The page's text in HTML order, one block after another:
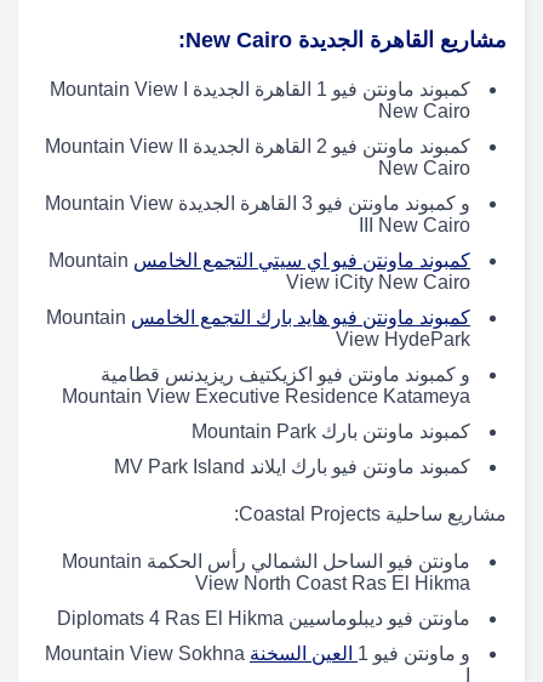
مشاريع القاهرة الجديدة New Cairo:
كمبوند ماونتن فيو 1 القاهرة الجديدة Mountain View I
New Cairo
كمبوند ماونتن فيو 2 القاهرة الجديدة Mountain View II
New Cairo
و كمبوند ماونتن فيو 3 القاهرة الجديدة Mountain View
III New Cairo
كمبوند ماونتن فيو اي سيتي التجمع الخامس Mountain
View iCity New Cairo
كمبوند ماونتن فيو هايد بارك التجمع الخامس Mountain
View HydePark
و كمبوند ماونتن فيو اكزيكتيف ريزيدنس قطامية
Mountain View Executive Residence Katameya
كمبوند ماونتن بارك Mountain Park
كمبوند ماونتن فيو بارك ايلاند MV Park Island
مشاريع ساحلية Coastal Projects:
ماونتن فيو الساحل الشمالي رأس الحكمة Mountain
View North Coast Ras El Hikma
ماونتن فيو ديبلوماسيين Diplomats 4 Ras El Hikma
و ماونتن فيو 1
العين السخنة Mountain View Sokhna